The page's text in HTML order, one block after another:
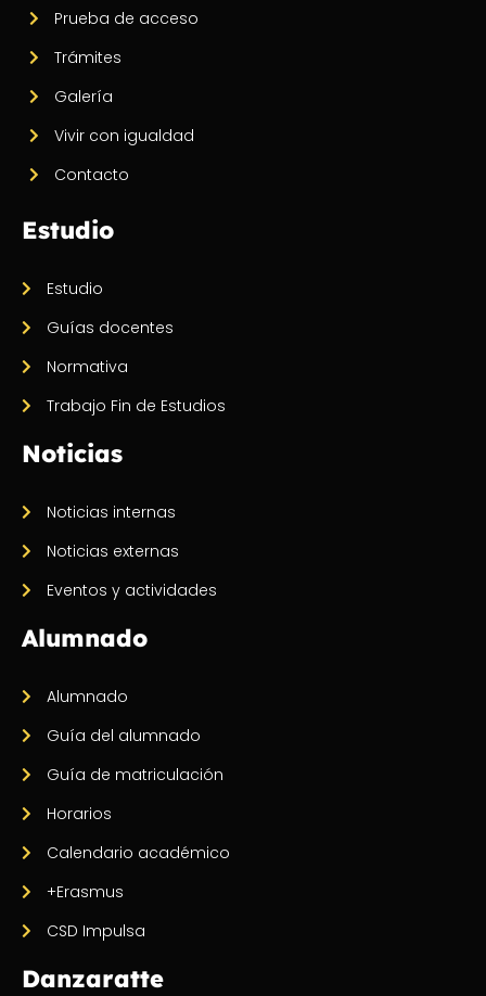
Prueba de acceso
Trámites
Galería
Vivir con igualdad
Contacto
Estudio
Estudio
Guías docentes
Normativa
Trabajo Fin de Estudios
Noticias
Noticias internas
Noticias externas
Eventos y actividades
Alumnado
Alumnado
Guía del alumnado
Guía de matriculación
Horarios
Calendario académico
+Erasmus
CSD Impulsa
Danzaratte